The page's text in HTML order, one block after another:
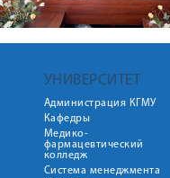
УНИВЕРСИТЕТ
Администрация КГМУ
Кафедры
Медико-
фармацевтический
колледж
Система менеджмента